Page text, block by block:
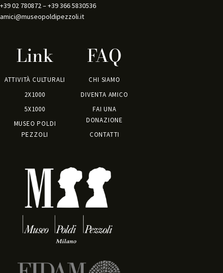
+39 02 780872 – +39 366 5830536
amici@museopoldipezzoli.it
Link
ATTIVITÀ CULTURALI
2X1000
5X1000
MUSEO POLDI
PEZZOLI
FAQ
CHI SIAMO
DIVENTA AMICO
FAI UNA
DONAZIONE
CONTATTI